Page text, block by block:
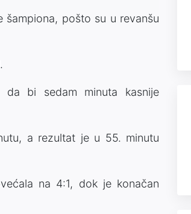
šampiona, pošto su u revanšu
da bi sedam minuta kasnije
a rezultat je u 55. minutu
na 4:1, dok je konačan